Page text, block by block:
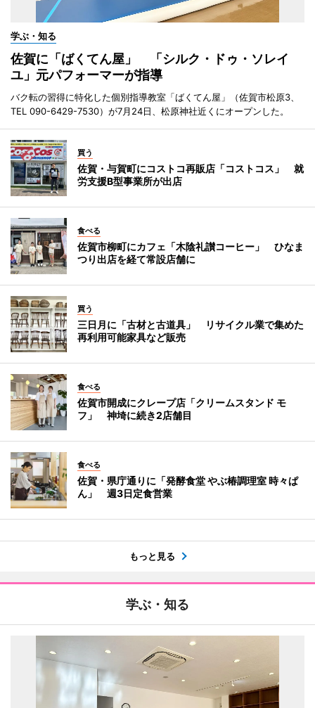
学ぶ・知る
佐賀に「ばくてん屋」 「シルク・ドゥ・ソレイ
ユ」元パフォーマーが指導
バク転の習得に特化した個別指導教室「ばくてん屋」（佐賀市松原3、
TEL 090-6429-7530）が7月24日、松原神社近くにオープンした。
買う
佐賀・与賀町にコストコ再販店「コストコス」 就
労支援B型事業所が出店
食べる
佐賀市柳町にカフェ「木陰礼讃コーヒー」 ひなま
つり出店を経て常設店舗に
買う
三日月に「古材と古道具」 リサイクル業で集めた
再利用可能家具など販売
食べる
佐賀市開成にクレープ店「クリームスタンド モ
フ」 神埼に続き2店舗目
食べる
佐賀・県庁通りに「発酵食堂 やぶ椿調理室 時々ぱ
ん」 週3日定食営業
もっと見る
学ぶ・知る